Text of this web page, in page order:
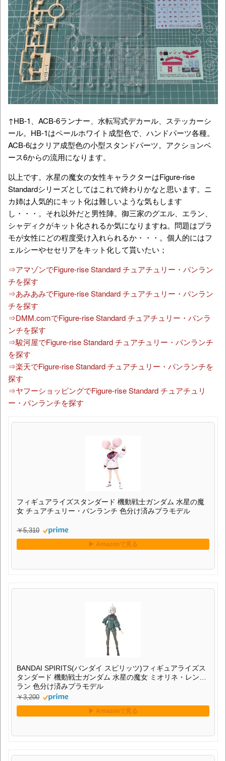
↑HB-1、ACB-6ランナー、水転写式デカール、ステッカーシ
ール。HB-1はペールホワイト成型色で、ハンドパーツ各種。
ACB-6はクリア成型色の小型スタンドパーツ。アクションベ
ース6からの流用になります。
以上です。水星の魔女の女性キャラクターはFigure-rise
Standardシリーズとしてはこれで終わりかなと思います。ニ
カ姉は人気的にキット化は難しいような気もします
し・・・。それ以外だと男性陣。御三家のグエル、エラン、
シャディクがキット化されるか気になりますね。問題はプラ
モが女性にどの程度受け入れられるか・・・。個人的にはフ
ェルシーやセセリアをキット化して貰いたい；
⇒アマゾンでFigure-rise Standard チュアチュリー・パンラン
チを探す
⇒あみあみでFigure-rise Standard チュアチュリー・パンラン
チを探す
⇒DMM.comでFigure-rise Standard チュアチュリー・パンラ
ンチを探す
⇒駿河屋でFigure-rise Standard チュアチュリー・パンランチ
を探す
⇒楽天でFigure-rise Standard チュアチュリー・パンランチを
探す
⇒ヤフーショッピングでFigure-rise Standard チュアチュリ
ー・パンランチを探す
フィギュアライズスタンダード 機動戦士ガンダム 水星の魔
女 チュアチュリー・パンランチ 色分け済みプラモデル
￥5,310
BANDAI SPIRITS(バンダイ スピリッツ)フィギュアライズス
タンダード 機動戦士ガンダム 水星の魔女 ミオリネ・レンブ
ラン 色分け済みプラモデル
￥3,200